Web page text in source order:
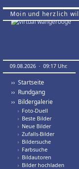
Moin und herzlich
09.08.2026 · 09:17 Uhr.
›› Startseite
›› Rundgang
›› Bildergalerie
› Foto-Duell
› Beste Bilder
› Neue Bilder
› Zufalls-Bilder
› Bildersuche
› Farbsuche
› Bildautoren
› Bilder hochladen